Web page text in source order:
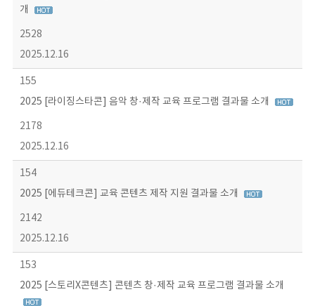
개
2528
2025.12.16
155
2025 [라이징스타콘] 음악 창·제작 교육 프로그램 결과물 소개
2178
2025.12.16
154
2025 [에듀테크콘] 교육 콘텐츠 제작 지원 결과물 소개
2142
2025.12.16
153
2025 [스토리X콘텐츠] 콘텐츠 창·제작 교육 프로그램 결과물 소개